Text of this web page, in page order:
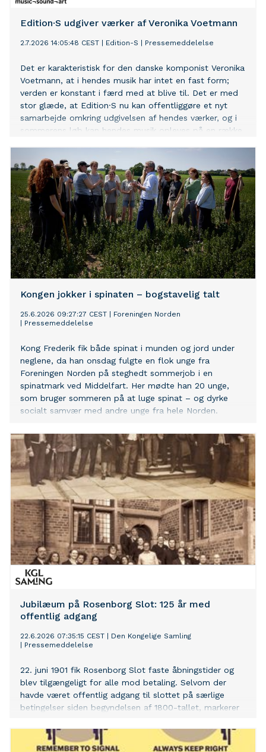
Edition·S udgiver værker af Veronika Voetmann
2.7.2026 14:05:48 CEST Edition-S Pressemeddelelse
Det er karakteristisk for den danske komponist Veronika
Voetmann, at i hendes musik har intet en fast form;
verden er konstant i færd med at blive til. Det er med
stor glæde, at Edition·S nu kan offentliggøre et nyt
samarbejde omkring udgivelsen af hendes værker, og i
sommerens løb kan hendes musik opleves på en række
Kongen jokker i spinaten – bogstavelig talt
25.6.2026 09:27:27 CEST
Foreningen Norden
Pressemeddelelse
Kong Frederik fik både spinat i munden og jord under
neglene, da han onsdag fulgte en flok unge fra
Foreningen Norden på steghedt sommerjob i en
spinatmark ved Middelfart. Her mødte han 20 unge,
som bruger sommeren på at luge spinat – og dyrke
socialt samvær med andre unge fra hele Norden.
Jubilæum på Rosenborg Slot: 125 år med
offentlig adgang
22.6.2026 07:35:15 CEST
Den Kongelige Samling
Pressemeddelelse
22. juni 1901 fik Rosenborg Slot faste åbningstider og
blev tilgængeligt for alle mod betaling. Selvom der
havde været offentlig adgang til slottet på særlige
betingelser siden begyndelsen af 1800-tallet, markerer
moderne museum. I dag besøger mere end en halv
million gæster hvert år det historiske slot, som drives af